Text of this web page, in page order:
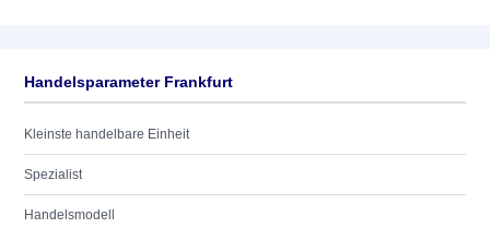
Handelsparameter Frankfurt
Kleinste handelbare Einheit
Spezialist
Handelsmodell